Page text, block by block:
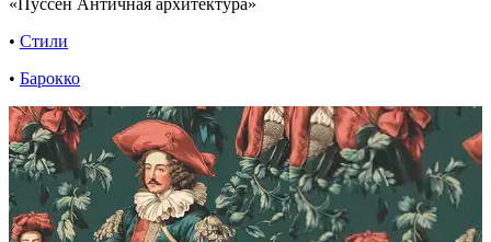
• Стили
• Барокко